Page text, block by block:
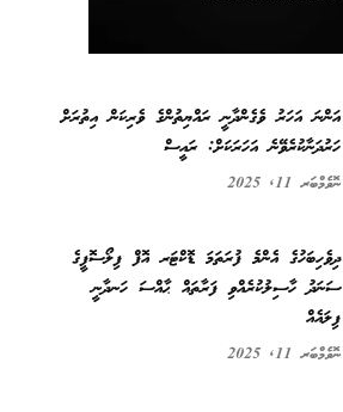
އަންނަ އަހަރު ވެގެންދާނީ ރައްޔިތުންގެ ވެރިކަން އިތުރަށް
ހަރުދަނާކުރެވޭނެ އަހަރަކަށް: ރައީސް
ނޮވެމްބަރ 11, 2025
ދިވެހިބަހުގެ އެންމެ ފުރަތަމަ ޑޮކްޓަރ އޮފް ފިލޯސޮފީގެ
ސަނަދު ހާސިލުކުރެއްވި ފަރާތައް ޙާއްސަ ހަނދާނީ
ފިލައެއް
ނޮވެމްބަރ 11, 2025